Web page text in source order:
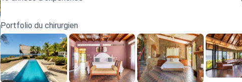
Portfolio du chirurgien